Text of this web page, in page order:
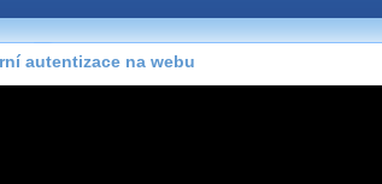
na našem webu můžete pohodlně sledovat
na stránce s využitím našehoHTML 5nebo
přehrávače.
autentizace na webu